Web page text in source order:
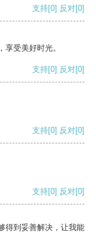
支持[0] 反对[0]
受美好时光。
支持[0] 反对[0]
支持[0] 反对[0]
支持[0] 反对[0]
得到妥善解决，让我能